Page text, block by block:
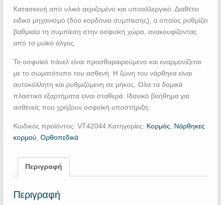
Κατασκευή από υλικό αεριζομένο και υποαλλεργικό. Διαθέτει
ειδικό μηχανισμό (δύο κορδόνια συμπίεσης), ο οποίος ρυθμίζει
βαθμιαία τη συμπίεση στην οσφυϊκή χώρα, ανακουφίζοντας
από το μυϊκό άλγος.
Το οσφυϊκό πάνελ είναι προσθαραιρούμενο και εναρμονίζεται
με το σωματότυπο του ασθενή. Η ζώνη του νάρθηκα είναι
αυτοκόλλητη και ρυθμιζόμενη σε μήκος. Ολα τα δομικά
πλαστικά εξαρτήματα είναι σταθερά. Ιδανικό βοήθημα για
ασθενείς που χρήζουν οσφυϊκή υποστήριξη.
Κωδικός προϊόντος: VT42044 Κατηγορίες: Κορμός
Νάρθηκες
κορμού Ορθοπεδικά
Περιγραφή
Περιγραφή